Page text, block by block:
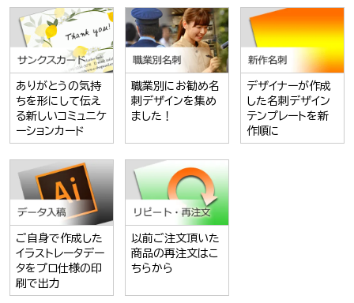
ありがとうの気持
ちを形にして伝え
る新しいコミュニケ
ーションカード
職業別にお勧め名
刺デザインを集め
ました！
デザイナーが作成
した名刺デザイン
テンプレートを新
作順に
ご自身で作成した
イラストレータデー
タをプロ仕様の印
刷で出力
以前ご注文頂いた
商品の再注文はこ
ちらから